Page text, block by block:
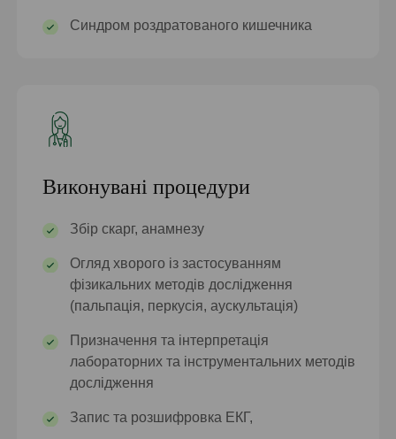
Синдром роздратованого кишечника
Виконувані процедури
Збір скарг, анамнезу
Огляд хворого із застосуванням
фізикальних методів дослідження
(пальпація, перкусія, аускультація)
Призначення та інтерпретація
лабораторних та інструментальних методів
дослідження
Запис та розшифровка ЕКГ,